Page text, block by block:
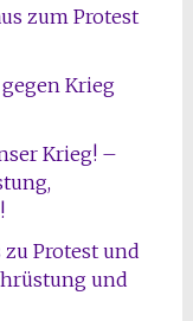
zum Protest
Krieg
Krieg! –
Protest und
und